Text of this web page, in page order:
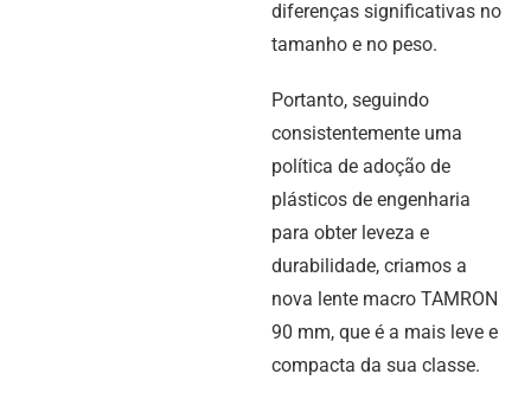
diferenças significativas no
tamanho e no peso.
Portanto, seguindo
consistentemente uma
política de adoção de
plásticos de engenharia
para obter leveza e
durabilidade, criamos a
nova lente macro TAMRON
90 mm, que é a mais leve e
compacta da sua classe.